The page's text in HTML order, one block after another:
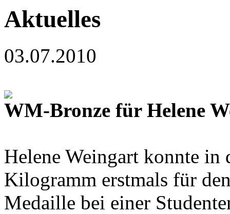
Aktuelles
03.07.2010
WM-Bronze für Helene
Helene Weingart konnte in
Kilogramm erstmals für
Medaille bei einer